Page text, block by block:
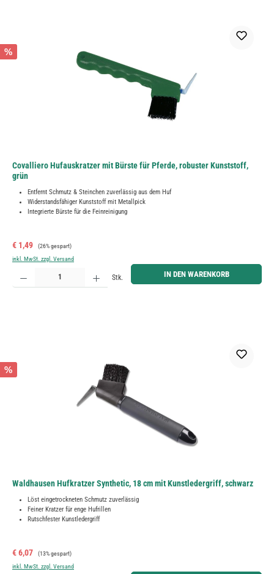
%
Covalliero Hufauskratzer mit Bürste für Pferde, robuster Kunststoff,
grün
Entfernt Schmutz & Steinchen zuverlässig aus dem Huf
Widerstandsfähiger Kunststoff mit Metallpick
Integrierte Bürste für die Feinreinigung
Verkaufspreis:
€ 1,49 Regulärer Preis:
(26% gespart)
inkl. MwSt. zzgl. Versand
Produkt Anzahl: Gib den gewünschten Wert ein oder benutze die Schaltflächen um die Anzahl zu
Stk. IN DEN WARENKORB
%
Waldhausen Hufkratzer Synthetic, 18 cm mit Kunstledergriff, schwarz
Löst eingetrockneten Schmutz zuverlässig
Feiner Kratzer für enge Hufrillen
Rutschfester Kunstledergriff
Verkaufspreis:
€ 6,07 Regulärer Preis:
(13% gespart)
inkl. MwSt. zzgl. Versand